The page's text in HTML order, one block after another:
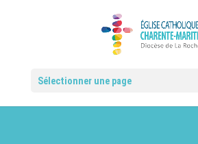
Sélectionner une page